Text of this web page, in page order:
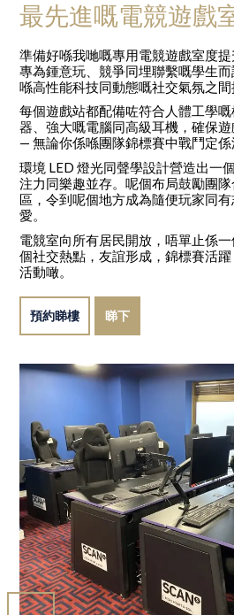
最先進嘅電競遊戲
準備好喺我哋嘅專用電競遊戲室度
專為鍾意玩、競爭同埋聯繫嘅學生
喺高性能科技同動態嘅社交氣氛之間
每個遊戲站都配備咗符合人體工學
器、強大嘅電腦同高級耳機，確保
— 無論你係喺團隊錦標賽中戰鬥定係
環境 LED 燈光同聲學設計營造出一
注力同樂趣並存。呢個布局鼓勵團
區，令到呢個地方成為隨便玩家同
愛。
電競室向所有居民開放，唔單止係
個社交熱點，友誼形成，錦標賽活
活動噉。
預約睇樓 睇下